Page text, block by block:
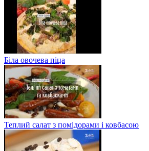
Біла овочева піца
Теплий салат з помідорами і ковбасою